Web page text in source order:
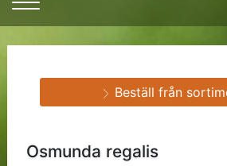
Osmunda regalis
Beställ från